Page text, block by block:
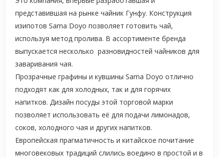
представившая на рынке чайник Гунфу. Конструкция
изипотов Sama Doyo позволяет готовить чай,
используя метод пролива. В ассортименте бренда
выпускается несколько разновидностей чайников для
заваривания чая.
Прозрачные графины и кувшины Sama Doyo отлично
подходят как для холодных, так и для горячих
напитков. Дизайн посуды этой торговой марки
позволяет использовать её для подачи лимонадов,
соков, холодного чая и других напитков.
Европейская прагматичность и китайское почитание
многовековых традиций слились воедино в простой и в